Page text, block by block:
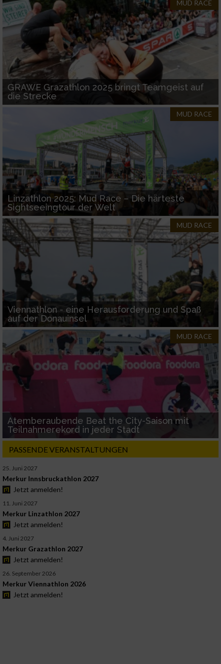
MUD RACE
GRAWE Grazathlon 2025 bringt Teamgeist auf
die Strecke
MUD RACE
Linzathlon 2025: Mud Race – Die härteste
Sightseeingtour der Welt
MUD RACE
Viennathlon - eine Herausforderung und Spaß
auf der Donauinsel
MUD RACE
Atemberaubende Beat the City-Saison mit
Teilnahmerekord in jeder Stadt
PASSENDE VERANSTALTUNGEN
25. Juni 2027
Merkur Innsbruckathlon 2027
Jetzt anmelden!
11. Juni 2027
Merkur Linzathlon 2027
Jetzt anmelden!
4. Juni 2027
Merkur Grazathlon 2027
Jetzt anmelden!
26. September 2026
Merkur Viennathlon 2026
Jetzt anmelden!
von Werbeanzeigen
Erstellung von Profilen für personalisierte
Werbung
Verwendung von Profilen zur Auswahl
personalisierter Werbung
Erstellung von Profilen zur Personalisierung
von Inhalten
Verwendung von Profilen zur Auswahl
personalisierter Inhalte
Messung der Werbeleistung
Messung der Performance von Inhalten
Analyse von Zielgruppen durch Statistiken
oder Kombinationen von Daten aus
verschiedenen Quellen
Entwicklung und Verbesserung der Angebote
Verwendung reduzierter Daten zur Auswahl
von Inhalten
IAB-Besonderheiten:
Verwendung genauer Standortdaten
Geräte anhand von aktiv angeforderten
Informationen identifizieren
Nicht-IAB-Verarbeitungszwecke:
Notwendig
Performance
Funktional
Werbung